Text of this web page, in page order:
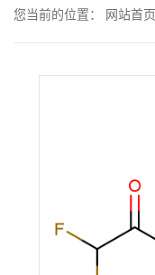
动
您当前的位置： 网站首页